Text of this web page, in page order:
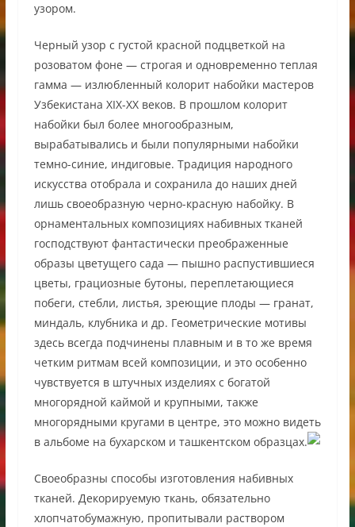
узором.
Черный узор с густой красной подцветкой на
розоватом фоне — строгая и одновременно теплая
гамма — излюбленный колорит набойки мастеров
Узбекистана ХIХ-ХХ веков. В прошлом колорит
набойки был более многообразным,
вырабатывались и были популярными набойки
темно-синие, индиговые. Традиция народного
искусства отобрала и сохранила до наших дней
лишь своеобразную черно-красную набойку. В
орнаментальных композициях набивных тканей
господствуют фантастически преображенные
образы цветущего сада — пышно распустившиеся
цветы, грациозные бутоны, переплетающиеся
побеги, стебли, листья, зреющие плоды — гранат,
миндаль, клубника и др. Геометрические мотивы
здесь всегда подчинены плавным и в то же время
четким ритмам всей композиции, и это особенно
чувствуется в штучных изделиях с богатой
многорядной каймой и крупными, также
многорядными кругами в центре, это можно видеть
в альбоме на бухарском и ташкентском образцах.
Своеобразны способы изготовления набивных
тканей. Декорируемую ткань, обязательно
хлопчатобумажную, пропитывали раствором